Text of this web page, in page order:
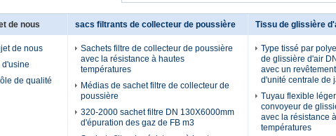
de nous
de nous
d'usine
de qualité
sacs filtrants de collecteur de poussière
Sachets filtre de collecteur de poussière
avec la résistance à hautes
températures
Médias de sachet filtre de collecteur de
poussière
320-2000 sachet filtre DN 130X6000mm
d'épuration des gaz de FB m3
Tissu de glissière
Type tissé par
de glissière d'air
avec un
d'unité centrale de
Tuyau flexible
convoyeur de
avec la résistance
températures